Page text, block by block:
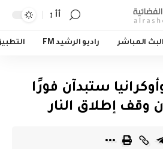
أأ
البث المباشر راديو الرشيد FM
ستبدآن فورًا
وقف إطلاق النار